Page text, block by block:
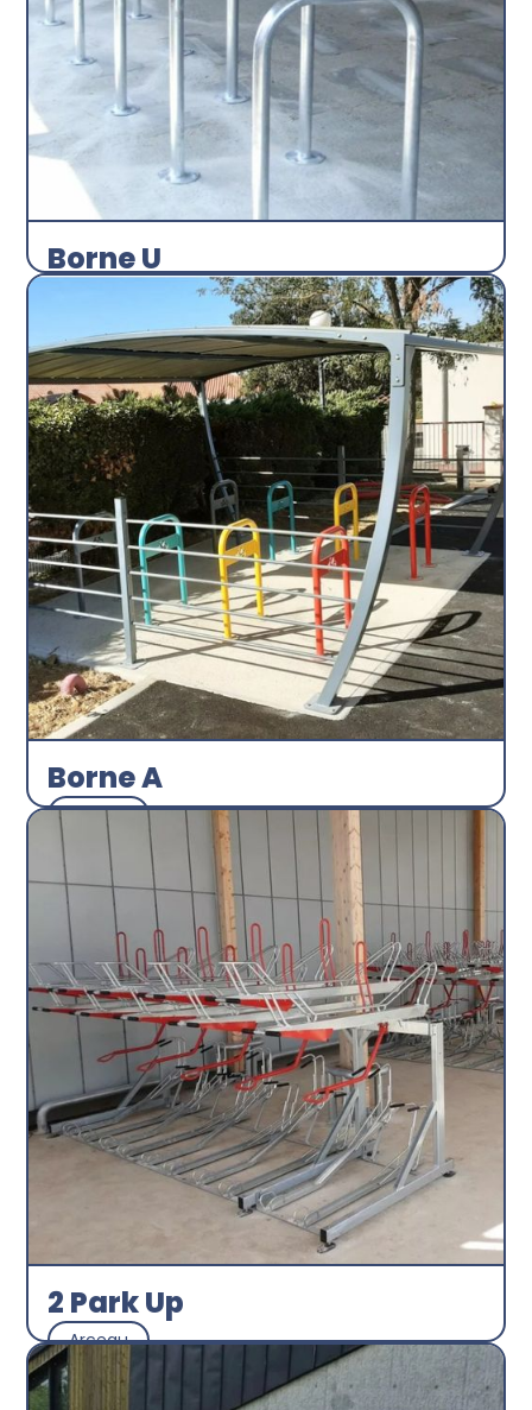
Borne U
Abri plus
Découvrir
Borne A
Arceau
Abri plus
Découvrir
2 Park Up
Arceau
Abri plus